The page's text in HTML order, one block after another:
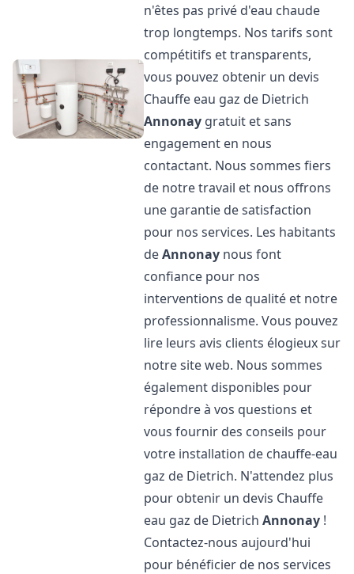
n'êtes pas privé d'eau chaude
trop longtemps. Nos tarifs sont
compétitifs et transparents,
vous pouvez obtenir un devis
Chauffe eau gaz de Dietrich
Annonay gratuit et sans
engagement en nous
contactant. Nous sommes fiers
de notre travail et nous offrons
une garantie de satisfaction
pour nos services. Les habitants
deAnnonay nous font
confiance pour nos
interventions de qualité et notre
professionnalisme. Vous pouvez
lire leurs avis clients élogieux sur
notre site web. Nous sommes
également disponibles pour
répondre à vos questions et
vous fournir des conseils pour
votre installation de chauffe-eau
gaz de Dietrich. N'attendez plus
pour obtenir un devis Chauffe
eau gaz de DietrichAnnonay !
Contactez-nous aujourd'hui
pour bénéficier de nos services